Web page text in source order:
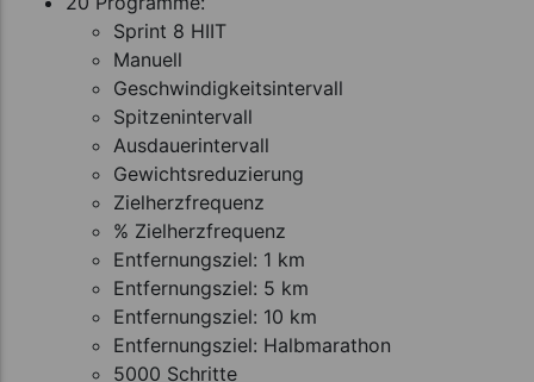
Sprint 8 HIIT
Manuell
Geschwindigkeitsintervall
Spitzenintervall
Ausdauerintervall
Gewichtsreduzierung
Zielherzfrequenz
% Zielherzfrequenz
Entfernungsziel: 1 km
Entfernungsziel: 5 km
Entfernungsziel: 10 km
Entfernungsziel: Halbmarathon
5000 Schritte